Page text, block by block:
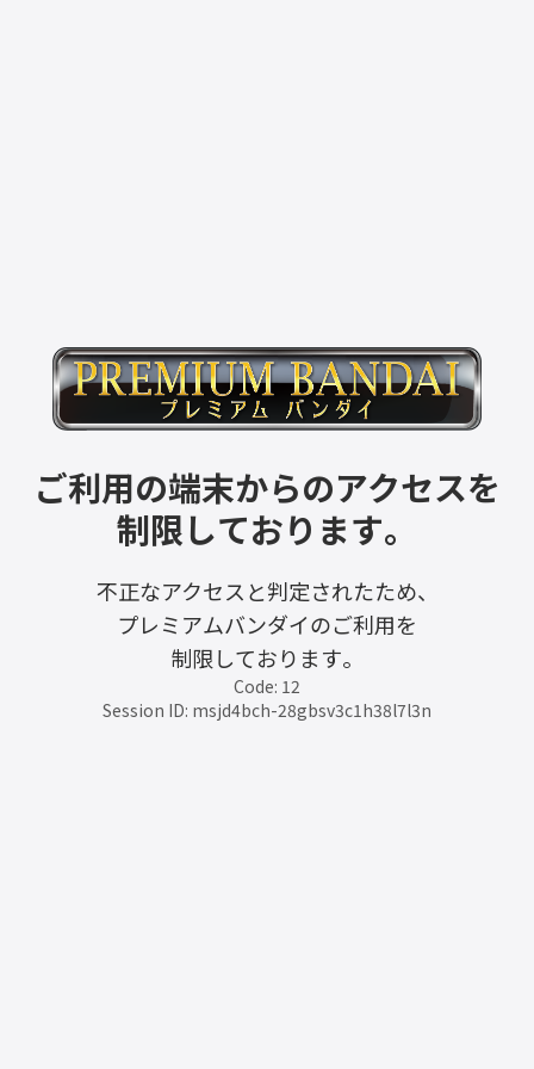
ご利用の端末からのアクセスを
制限しております。
不正なアクセスと判定されたため、
プレミアムバンダイのご利用を
制限しております。
Code: 12
Session ID: msjd4bch-28gbsv3c1h38l7l3n